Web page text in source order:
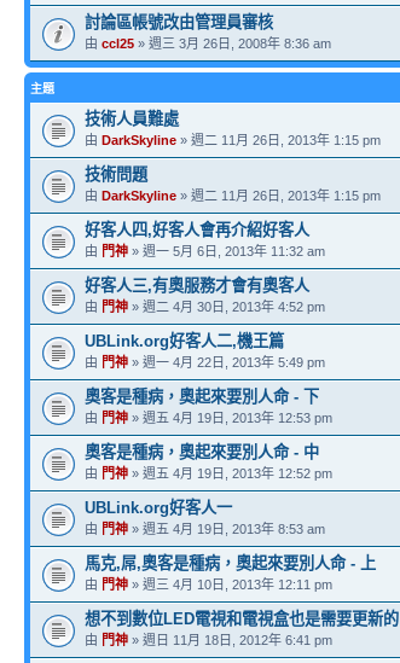
討論區帳號改由管理員審核
由 ccl25 » 週三 3月 26日, 2008年 8:36 am
主題
技術人員難處
由 DarkSkyline » 週二 11月 26日, 2013年 1:15 pm
技術問題
由 DarkSkyline » 週二 11月 26日, 2013年 1:15 pm
好客人四,好客人會再介紹好客人
由 門神 » 週一 5月 6日, 2013年 11:32 am
好客人三,有奧服務才會有奧客人
由 門神 » 週二 4月 30日, 2013年 4:52 pm
UBLink.org好客人二,機王篇
由 門神 » 週一 4月 22日, 2013年 5:49 pm
奧客是種病，奧起來要別人命 - 下
由 門神 » 週五 4月 19日, 2013年 12:53 pm
奧客是種病，奧起來要別人命 - 中
由 門神 » 週五 4月 19日, 2013年 12:52 pm
UBLink.org好客人一
由 門神 » 週五 4月 19日, 2013年 8:53 am
馬克,屌,奧客是種病，奧起來要別人命 - 上
由 門神 » 週三 4月 10日, 2013年 12:11 pm
想不到數位LED電視和電視盒也是需要更新的
由 門神 » 週日 11月 18日, 2012年 6:41 pm